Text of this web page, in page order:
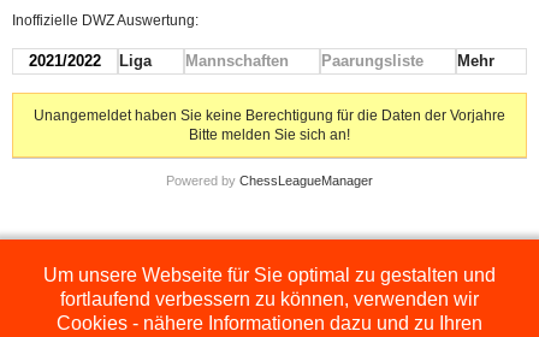
Inoffizielle DWZ Auswertung:
2021/2022 Liga Mannschaften Paarungsliste Mehr
Unangemeldet haben Sie keine Berechtigung für die Daten der Vorjahre
Bitte melden Sie sich an!
Powered by ChessLeagueManager
Die hier dargestellten Ligen werden extern angezeigt und befinden sich im
Orginal aufhttp://www.schachbezirksauerland.de/635/2/index.php
Um unsere Webseite für Sie optimal zu gestalten und
fortlaufend verbessern zu können, verwenden wir
Cookies - nähere Informationen dazu und zu Ihren